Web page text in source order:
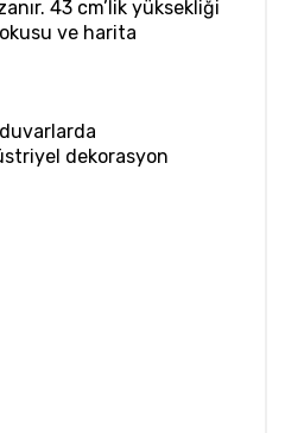
43 cm’lik yüksekliği
ve harita
dekorasyon